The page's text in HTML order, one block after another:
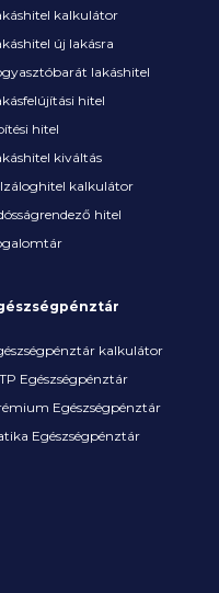
kalkulátor
új lakásra
lakáshitel
hitel
hitel
kiváltás
kalkulátor
hitel
kalkulátor
Egészségpénztár
Egészségpénztár
Egészségpénztár